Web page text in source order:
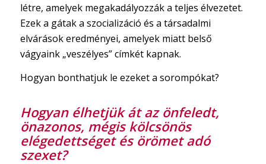
létre, amelyek megakadályozzák a teljes élvezetet.
Ezek a gátak a szocializáció és a társadalmi
elvárások eredményei, amelyek miatt belső
vágyaink „veszélyes” címkét kapnak.
Hogyan bonthatjuk le ezeket a sorompókat?
Hogyan élhetjük át az önfeledt,
önazonos, mégis kölcsönös
elégedettséget és örömet adó
szexet?